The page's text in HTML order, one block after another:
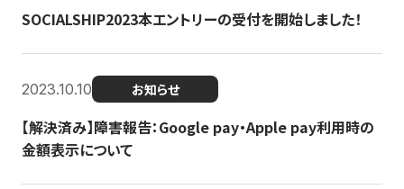
SOCIALSHIP2023本エントリーの受付を開始しました！
2023.10.10 お知らせ
【解決済み】障害報告：Google pay・Apple pay利用時の
金額表示について